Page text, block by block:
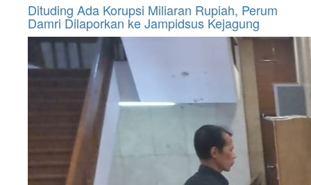
Dituding Ada Korupsi Miliaran Rupiah, Perum
Damri Dilaporkan ke Jampidsus Kejagung